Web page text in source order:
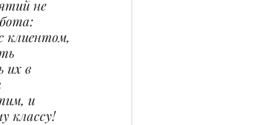
не
клиентом,
их в
и
классу!